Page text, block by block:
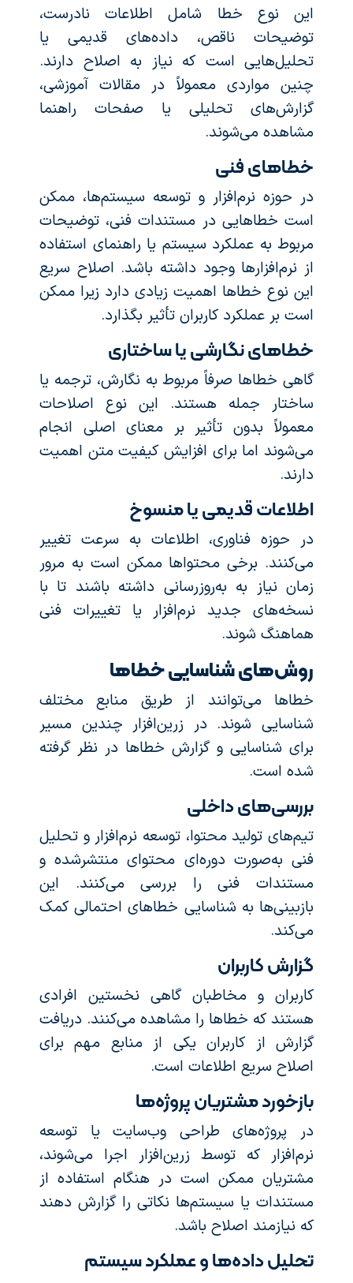
این نوع خطا شامل اطلاعات نادرست،
توضیحات ناقص، داده‌های قدیمی یا
تحلیل‌هایی است که نیاز به اصلاح دارند.
چنین مواردی معمولاً در مقالات آموزشی،
گزارش‌های تحلیلی یا صفحات راهنما
مشاهده می‌شوند.
خطاهای فنی
در حوزه نرم‌افزار و توسعه سیستم‌ها، ممکن
است خطاهایی در مستندات فنی، توضیحات
مربوط به عملکرد سیستم یا راهنمای استفاده
از نرم‌افزارها وجود داشته باشد. اصلاح سریع
این نوع خطاها اهمیت زیادی دارد زیرا ممکن
است بر عملکرد کاربران تأثیر بگذارد.
خطاهای نگارشی یا ساختاری
گاهی خطاها صرفاً مربوط به نگارش، ترجمه یا
ساختار جمله هستند. این نوع اصلاحات
معمولاً بدون تأثیر بر معنای اصلی انجام
می‌شوند اما برای افزایش کیفیت متن اهمیت
دارند.
اطلاعات قدیمی یا منسوخ
در حوزه فناوری، اطلاعات به سرعت تغییر
می‌کنند. برخی محتواها ممکن است به مرور
زمان نیاز به به‌روزرسانی داشته باشند تا با
نسخه‌های جدید نرم‌افزار یا تغییرات فنی
هماهنگ شوند.
روش‌های شناسایی خطاها
خطاها می‌توانند از طریق منابع مختلف
شناسایی شوند. در زرین‌افزار چندین مسیر
برای شناسایی و گزارش خطاها در نظر گرفته
شده است.
بررسی‌های داخلی
تیم‌های تولید محتوا، توسعه نرم‌افزار و تحلیل
فنی به‌صورت دوره‌ای محتوای منتشرشده و
مستندات فنی را بررسی می‌کنند. این
بازبینی‌ها به شناسایی خطاهای احتمالی کمک
می‌کند.
گزارش کاربران
کاربران و مخاطبان گاهی نخستین افرادی
هستند که خطاها را مشاهده می‌کنند. دریافت
گزارش از کاربران یکی از منابع مهم برای
اصلاح سریع اطلاعات است.
بازخورد مشتریان پروژه‌ها
در پروژه‌های طراحی وب‌سایت یا توسعه
نرم‌افزار که توسط زرین‌افزار اجرا می‌شوند،
مشتریان ممکن است در هنگام استفاده از
مستندات یا سیستم‌ها نکاتی را گزارش دهند
که نیازمند اصلاح باشد.
تحلیل داده‌ها و عملکرد سیستم